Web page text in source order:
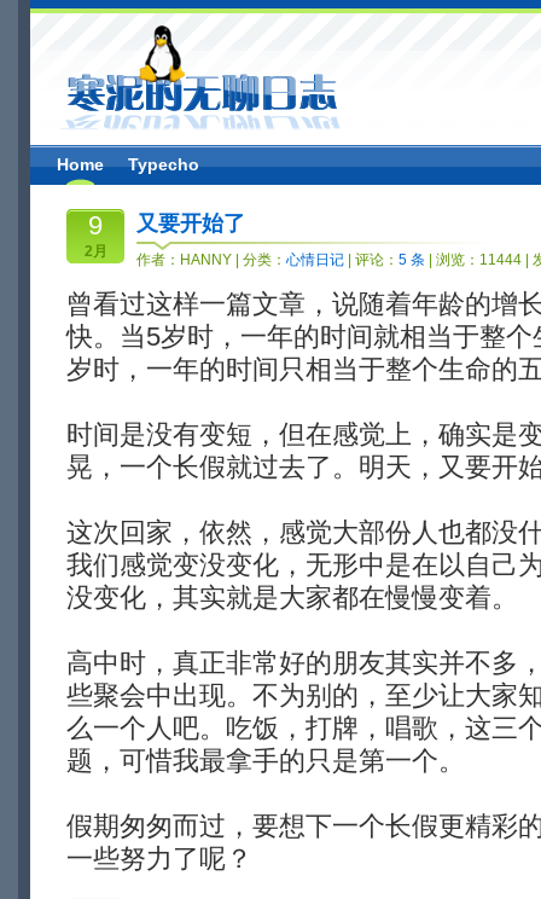
Home Typecho
9
2月
又要开始了
作者： HANNY | 分类： 心情日记 | 评论： 5 条 | 浏览：11444 |
曾看过这样一篇文章，说随着年龄的增
快。当5岁时，一年的时间就相当于整
岁时，一年的时间只相当于整个生命的
时间是没有变短，但在感觉上，确实是
晃，一个长假就过去了。明天，又要开
这次回家，依然，感觉大部份人也都没
我们感觉变没变化，无形中是在以自己
没变化，其实就是大家都在慢慢变着。
高中时，真正非常好的朋友其实并不多
些聚会中出现。不为别的，至少让大家
么一个人吧。吃饭，打牌，唱歌，这三
题，可惜我最拿手的只是第一个。
假期匆匆而过，要想下一个长假更精彩
一些努力了呢？